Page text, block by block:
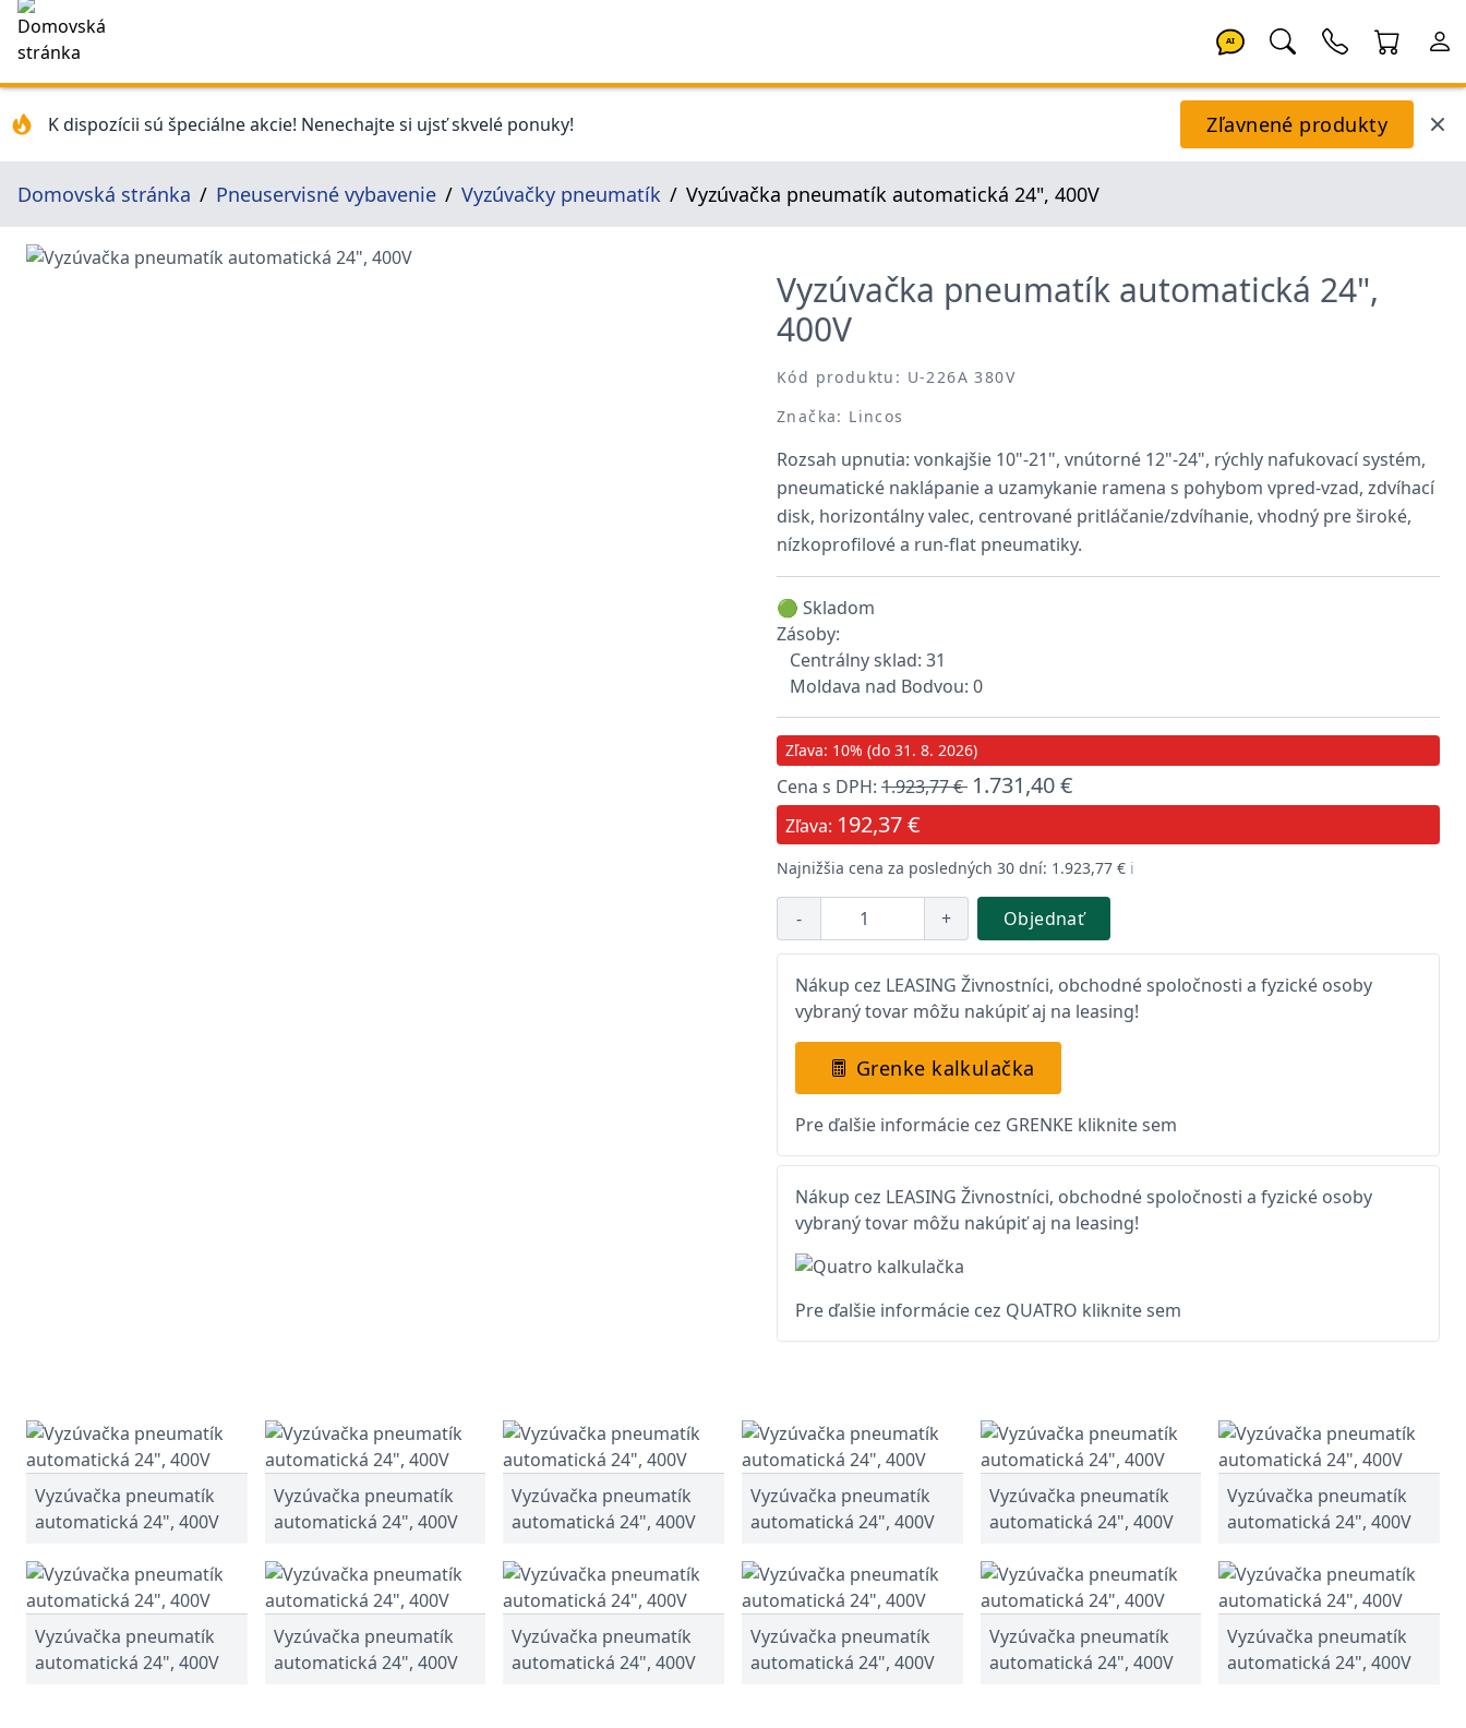
AI
K dispozícii sú špeciálne akcie! Nenechajte si ujsť skvelé ponuky! Zľavnené produkty
Domovská stránka Pneuservisné vybavenie Vyzúvačky pneumatík Vyzúvačka pneumatík automatická 24", 400V
Vyzúvačka pneumatík automatická 24",
400V
Kód produktu: U-226A 380V
Značka: Lincos
Rozsah upnutia: vonkajšie 10"-21", vnútorné 12"-24", rýchly nafukovací systém,
pneumatické naklápanie a uzamykanie ramena s pohybom vpred-vzad, zdvíhací
disk, horizontálny valec, centrované pritláčanie/zdvíhanie, vhodný pre široké,
nízkoprofilové a run-flat pneumatiky.
🟢 Skladom
Zásoby:
Centrálny sklad: 31
Moldava nad Bodvou: 0
Zľava: 10% (do 31. 8. 2026)
Cena s DPH: 1.923,77 € 1.731,40 €
Zľava: 192,37 €
Najnižšia cena za posledných 30 dní: 1.923,77 € ℹ️
- + Objednať
Nákup cez LEASING Živnostníci, obchodné spoločnosti a fyzické osoby
vybraný tovar môžu nakúpiť aj na leasing!
Grenke kalkulačka
Pre ďalšie informácie cez GRENKE kliknite sem
Nákup cez LEASING Živnostníci, obchodné spoločnosti a fyzické osoby
vybraný tovar môžu nakúpiť aj na leasing!
Pre ďalšie informácie cez QUATRO kliknite sem
Vyzúvačka pneumatík
automatická 24", 400V
Vyzúvačka pneumatík
automatická 24", 400V
Vyzúvačka pneumatík
automatická 24", 400V
Vyzúvačka pneumatík
automatická 24", 400V
Vyzúvačka pneumatík
automatická 24", 400V
Vyzúvačka pneumatík
automatická 24", 400V
Vyzúvačka pneumatík
automatická 24", 400V
Vyzúvačka pneumatík
automatická 24", 400V
Vyzúvačka pneumatík
automatická 24", 400V
Vyzúvačka pneumatík
automatická 24", 400V
Vyzúvačka pneumatík
automatická 24", 400V
Vyzúvačka pneumatík
automatická 24", 400V